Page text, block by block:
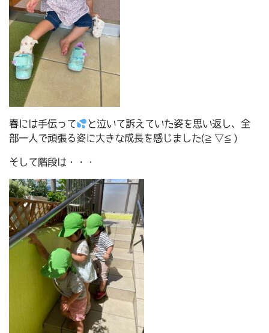
春には手伝って
と泣いて訴えていた姿を思い返し、全
部一人で頑張る姿に大きな成長を感じました(≧▽≦)
そして階段は・・・